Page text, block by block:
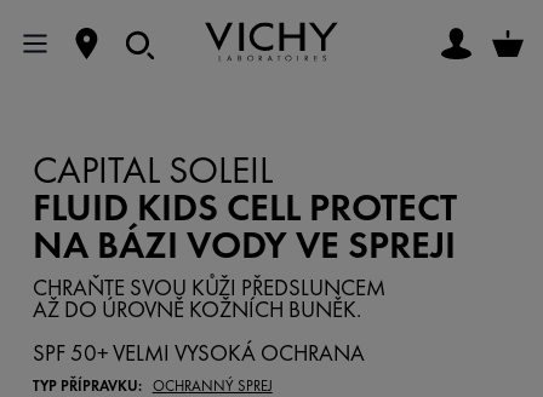
CAPITAL SOLEIL
FLUID KIDS CELL PROTECT
NA BÁZI VODY VE SPREJI
CHRAŇTE SVOU KŮŽI PŘEDSLUNCEM
AŽ DO ÚROVNĚ KOŽNÍCH BUNĚK.
SPF 50+ VELMI VYSOKÁ OCHRANA
TYP PŘÍPRAVKU: OCHRANNÝ SPREJ